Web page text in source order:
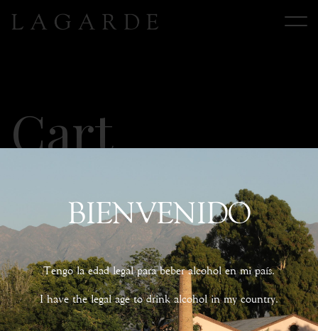
Cart
CONTACTO
Direccion:
REDES
SOCIALES
lagardewine
BIENVENIDO
Tengo la edad legal para beber alcohol en mi país.
I have the legal age to drink alcohol in my country.